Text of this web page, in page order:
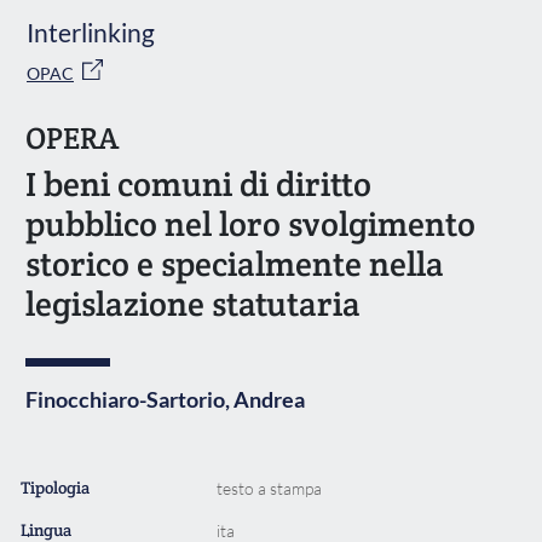
Interlinking
OPAC
OPERA
I beni comuni di diritto
pubblico nel loro svolgimento
storico e specialmente nella
legislazione statutaria
Finocchiaro-Sartorio, Andrea
Tipologia testo a stampa
Lingua ita